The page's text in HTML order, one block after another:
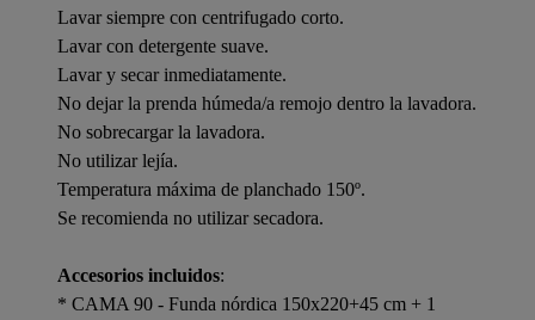
Lavar siempre con centrifugado corto.
Lavar con detergente suave.
Lavar y secar inmediatamente.
No dejar la prenda húmeda/a remojo dentro la lavadora.
No sobrecargar la lavadora.
No utilizar lejía.
Temperatura máxima de planchado 150º.
Se recomienda no utilizar secadora.
Accesorios incluidos:
* CAMA 90 - Funda nórdica 150x220+45 cm + 1